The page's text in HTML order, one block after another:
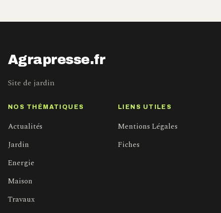
Agrapresse.fr
Site de jardin
NOS THÉMATIQUES
Actualités
Jardin
Energie
Maison
Travaux
LIENS UTILES
Mentions Légales
Fiches